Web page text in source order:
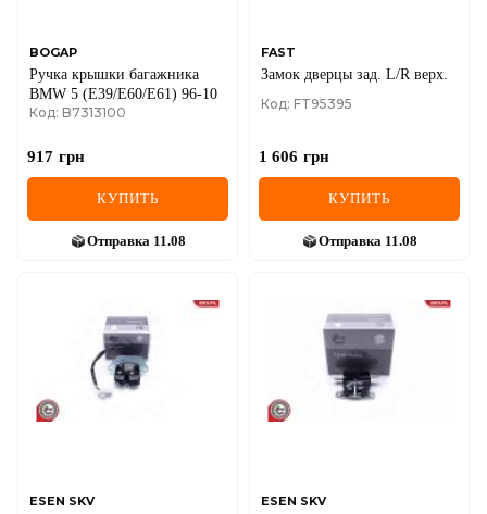
BOGAP
Ручка крышки багажника
BMW 5 (E39/E60/E61) 96-10
Код: B7313100
917 грн
КУПИТЬ
Отправка 11.08
FAST
Замок дверцы зад. L/R верх.
Код: FT95395
1 606 грн
КУПИТЬ
Отправка 11.08
ESEN SKV ESEN SKV